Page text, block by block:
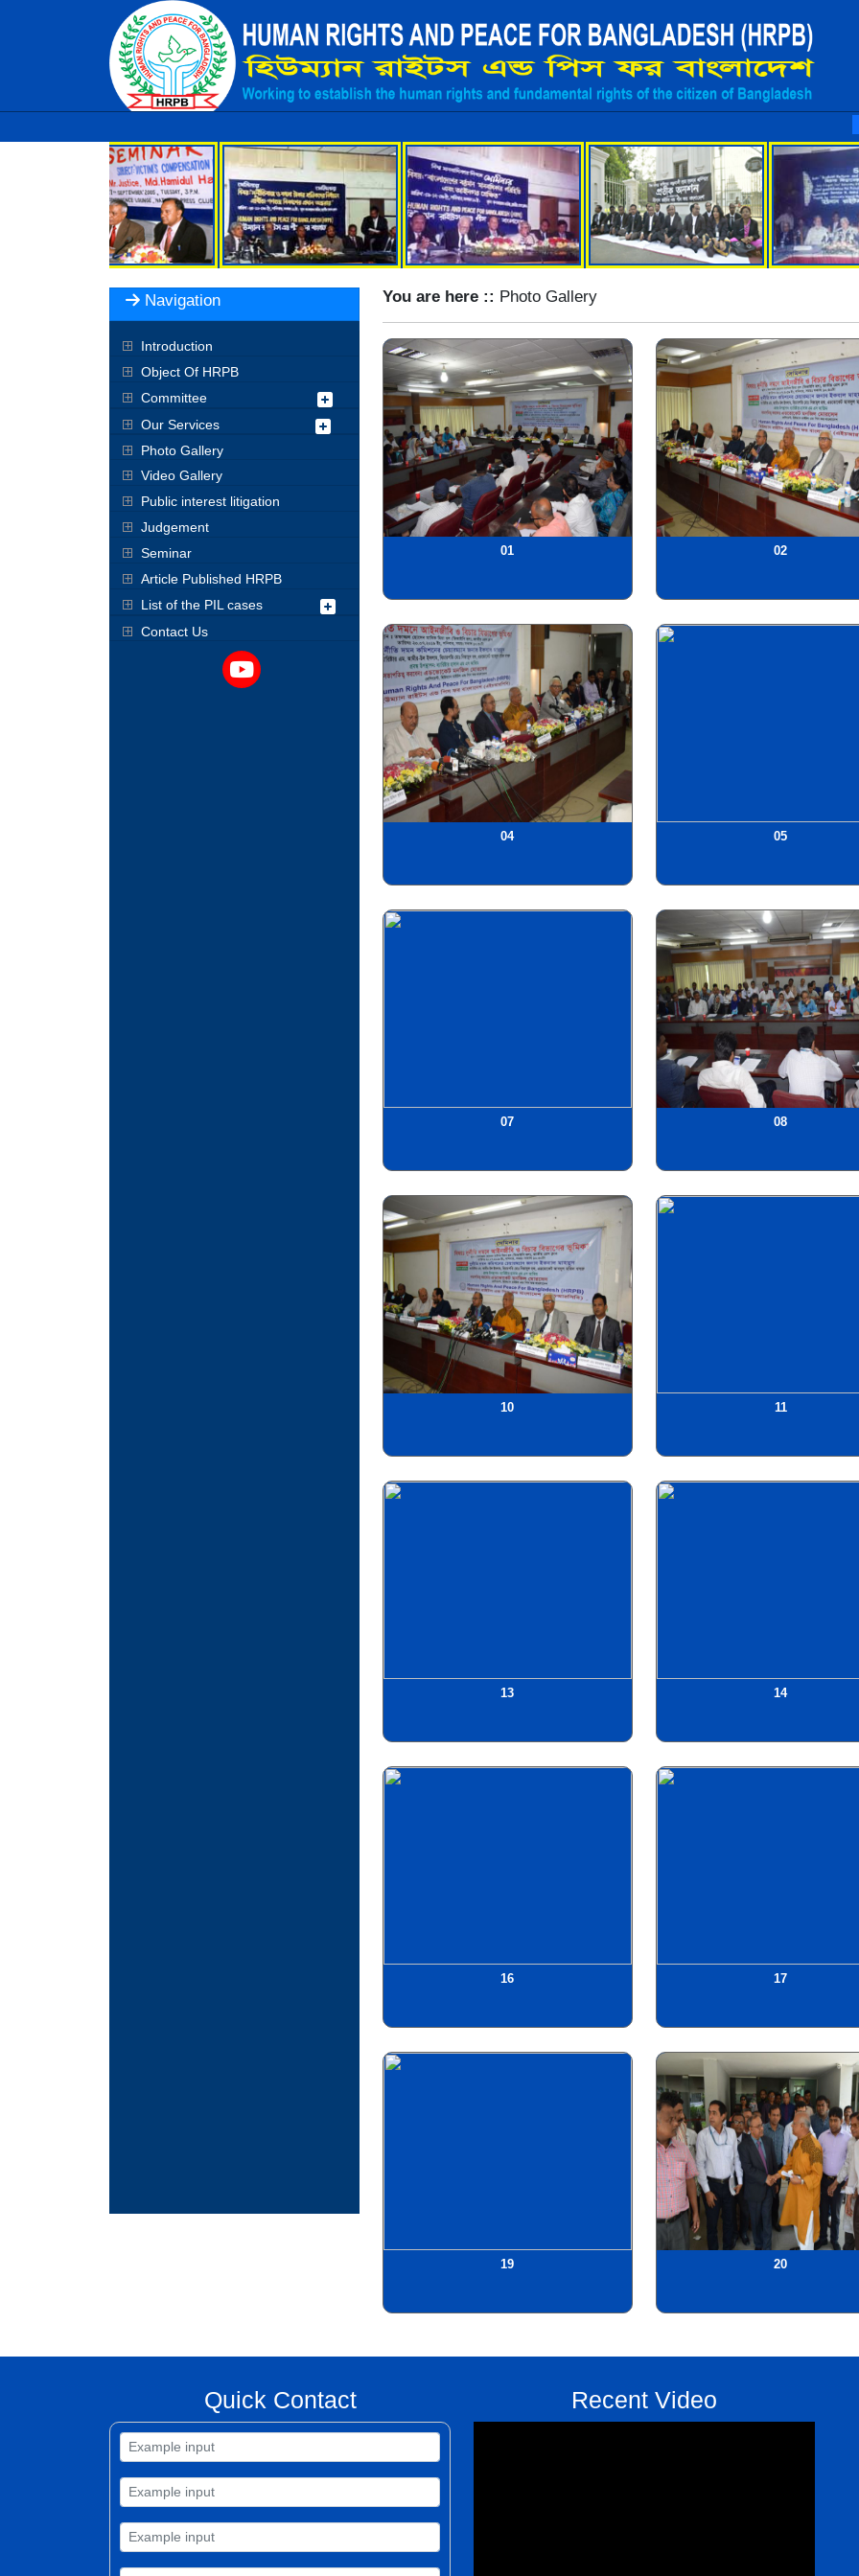
Navigation
Introduction
Object Of HRPB
Committee
Our Services
Photo Gallery
Video Gallery
Public interest litigation
Judgement
Seminar
Article Published HRPB
List of the PIL cases
Contact Us
You are here :: Photo Gallery
01 02
04 05
07 08
10 11
13 14
16 17
19 20
Quick Contact Recent Video